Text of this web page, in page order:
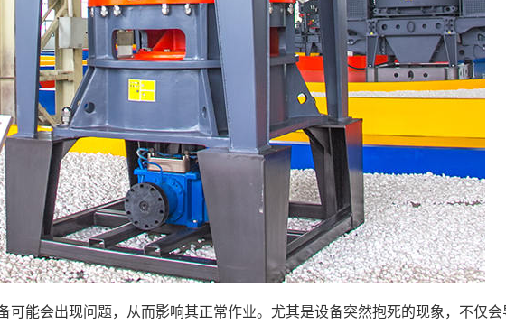
能会出现问题，从而影响其正常作业。尤其是设备突然抱死的现象，不仅